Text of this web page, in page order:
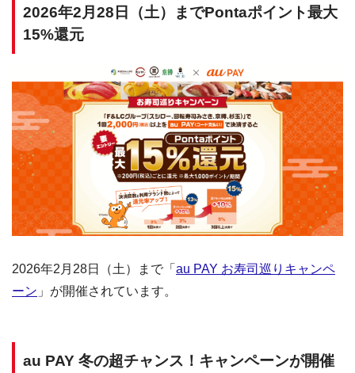
2026年2月28日（土）までPontaポイント最大
15%還元
2026年2月28日（土）まで「 au PAY お寿司巡りキャンペ
ーン 」が開催されています。
au PAY 冬の超チャンス！キャンペーンが開催